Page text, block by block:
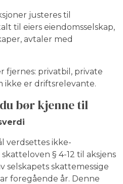
justeres til
til eiers eiendomsselskap,
avtaler med
fjernes: privatbil, private
ikke er driftsrelevante.
bør kjenne til
verdsettes ikke-
§ 4-12 til aksjens
selskapets skattemessige
foregående år. Denne